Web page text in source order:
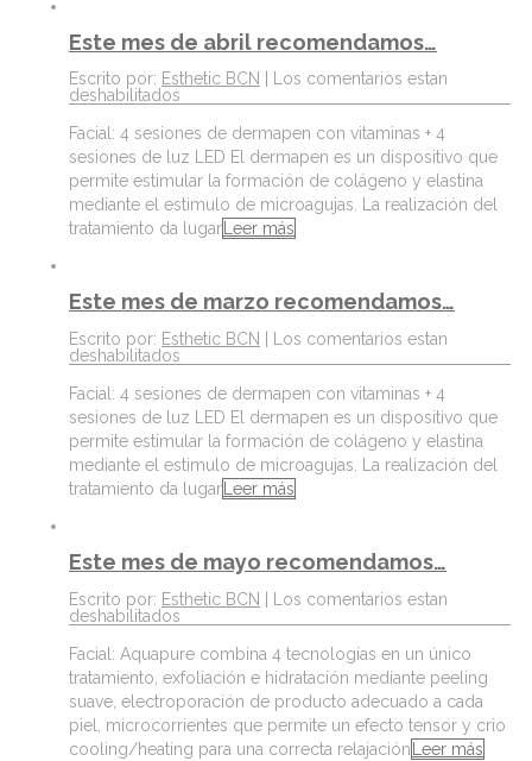
Este mes de abril recomendamos…
Escrito por: Esthetic BCN
Los comentarios estan
deshabilitados
Facial: 4 sesiones de dermapen con vitaminas + 4
sesiones de luz LED El dermapen es un dispositivo que
permite estimular la formación de colágeno y elastina
mediante el estimulo de microagujas. La realización del
tratamiento da lugarLeer más
Este mes de marzo recomendamos…
Escrito por: Esthetic BCN
Los comentarios estan
deshabilitados
Facial: 4 sesiones de dermapen con vitaminas + 4
sesiones de luz LED El dermapen es un dispositivo que
permite estimular la formación de colágeno y elastina
mediante el estimulo de microagujas. La realización del
tratamiento da lugarLeer más
Este mes de mayo recomendamos…
Escrito por: Esthetic BCN
Los comentarios estan
deshabilitados
Facial: Aquapure combina 4 tecnologías en un único
tratamiento, exfoliación e hidratación mediante peeling
suave, electroporación de producto adecuado a cada
piel, microcorrientes que permite un efecto tensor y crio
cooling/heating para una correcta relajación Leer más